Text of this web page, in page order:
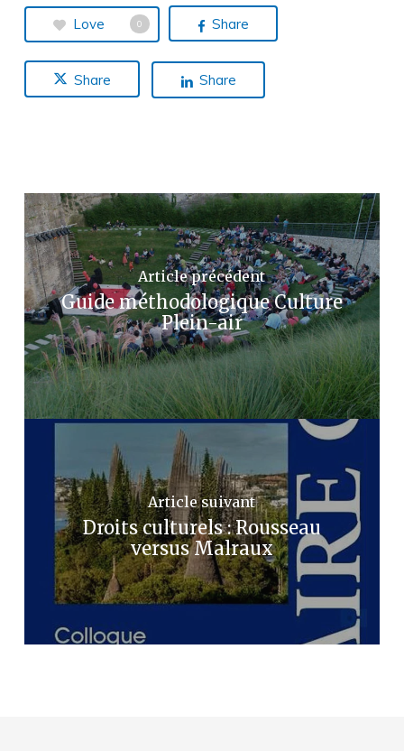
Love 0 Share
Share Share
Article précédent
Guide méthodologique Culture
Plein-air
Article suivant
Droits culturels : Rousseau
versus Malraux